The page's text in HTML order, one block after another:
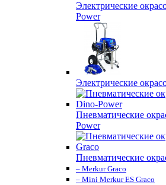
Электрические
Power
Электрические
Пневматические
Power
Пневматические
– Merkur Graco
– Mini Merkur ES Graco